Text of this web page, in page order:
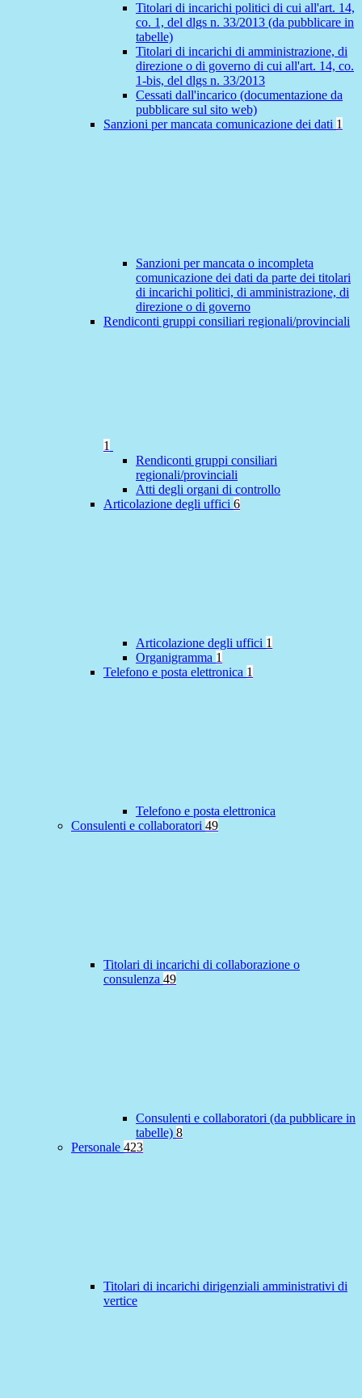
Titolari di incarichi politici di cui all'art. 14,
co. 1, del dlgs n. 33/2013 (da pubblicare in
tabelle)
Titolari di incarichi di amministrazione, di
direzione o di governo di cui all'art. 14, co.
1-bis, del dlgs n. 33/2013
Cessati dall'incarico (documentazione da
pubblicare sul sito web)
Sanzioni per mancata comunicazione dei dati 1
Sanzioni per mancata o incompleta
comunicazione dei dati da parte dei titolari
di incarichi politici, di amministrazione, di
direzione o di governo
Rendiconti gruppi consiliari regionali/provinciali
1
Rendiconti gruppi consiliari
regionali/provinciali
Atti degli organi di controllo
Articolazione degli uffici 6
Articolazione degli uffici 1
Organigramma 1
Telefono e posta elettronica 1
Telefono e posta elettronica
Consulenti e collaboratori 49
Titolari di incarichi di collaborazione o
consulenza 49
Consulenti e collaboratori (da pubblicare in
tabelle) 8
Personale 423
Titolari di incarichi dirigenziali amministrativi di
vertice